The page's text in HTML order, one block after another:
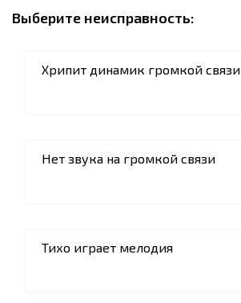
Выберите неисправность:
Хрипит динамик громкой связи
Нет звука на громкой связи
Тихо играет мелодия